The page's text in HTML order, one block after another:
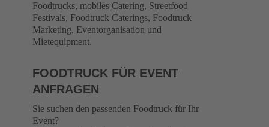
Foodtrucks, mobiles Catering, Streetfood
Festivals, Foodtruck Caterings, Foodtruck
Marketing, Eventorganisation und
Mietequipment.
FOODTRUCK FÜR EVENT
ANFRAGEN
Sie suchen den passenden Foodtruck für Ihr
Event?